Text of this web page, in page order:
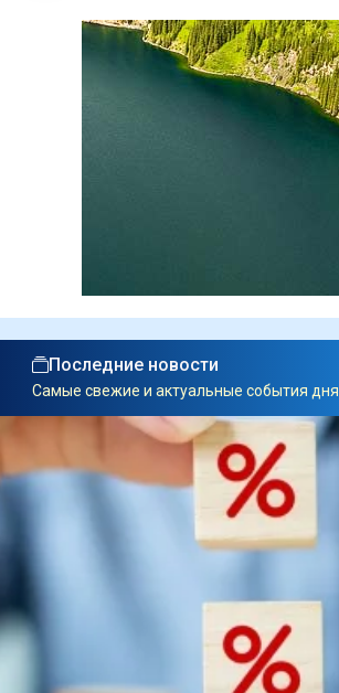
Последние новости
Самые свежие и актуальные события дня